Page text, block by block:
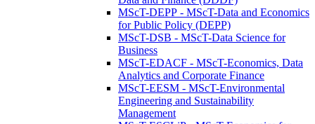
MScT-DEPP - MScT-Data and Economics
for Public Policy (DEPP)
MScT-DSB - MScT-Data Science for
Business
MScT-EDACF - MScT-Economics, Data
Analytics and Corporate Finance
MScT-EESM - MScT-Environmental
Engineering and Sustainability
Management